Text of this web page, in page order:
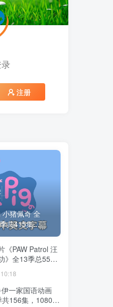
注册
猪佩奇 全
共415集...
《PAW Patrol 汪
》全13季总555
套音频MP3，百
载！
一家国语动画
共156集，1080P